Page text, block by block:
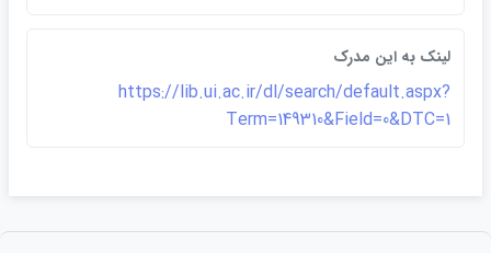
لينک به اين مدرک
https://lib.ui.ac.ir/dl/search/default.aspx?
Term=149310&Field=0&DTC=1